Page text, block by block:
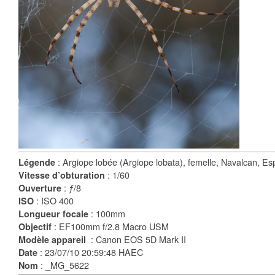
Légende : Argiope lobée (Argiope lobata), femelle, Navalcan,
Vitesse d’obturation : 1/60
Ouverture : ƒ/8
ISO : ISO 400
Longueur focale : 100mm
Objectif : EF100mm f/2.8 Macro USM
Modèle appareil : Canon EOS 5D Mark II
Date : 23/07/10 20:59:48 HAEC
Nom : _MG_5622